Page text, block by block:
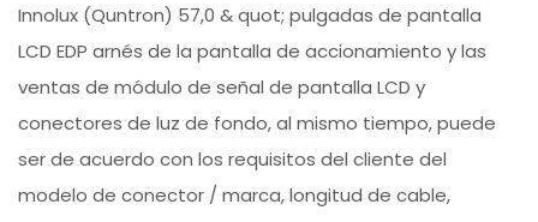
Innolux (Quntron) 57,0 & quot; pulgadas de pantalla
LCD EDP arnés de la pantalla de accionamiento y las
ventas de módulo de señal de pantalla LCD y
conectores de luz de fondo, al mismo tiempo, puede
ser de acuerdo con los requisitos del cliente del
modelo de conector / marca, longitud de cable,